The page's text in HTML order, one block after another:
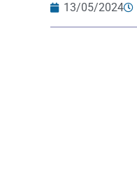
13/05/2024